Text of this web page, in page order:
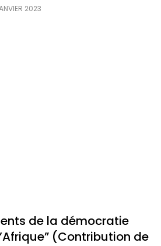
2023
de la démocratie
(Contribution de